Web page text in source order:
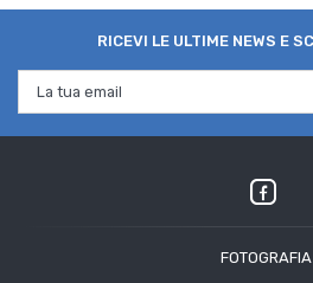
RICEVI LE ULTIME NEWS E
FOTOGRAFIA